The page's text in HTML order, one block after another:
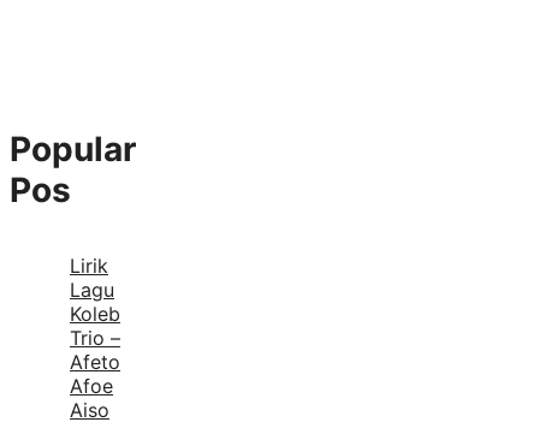
Popular
Pos
Lirik
Lagu
Koleb
Trio –
Afeto
Afoe
Aiso